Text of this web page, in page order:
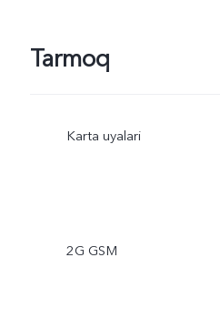
Tarmoq
Karta uyalari
2G GSM